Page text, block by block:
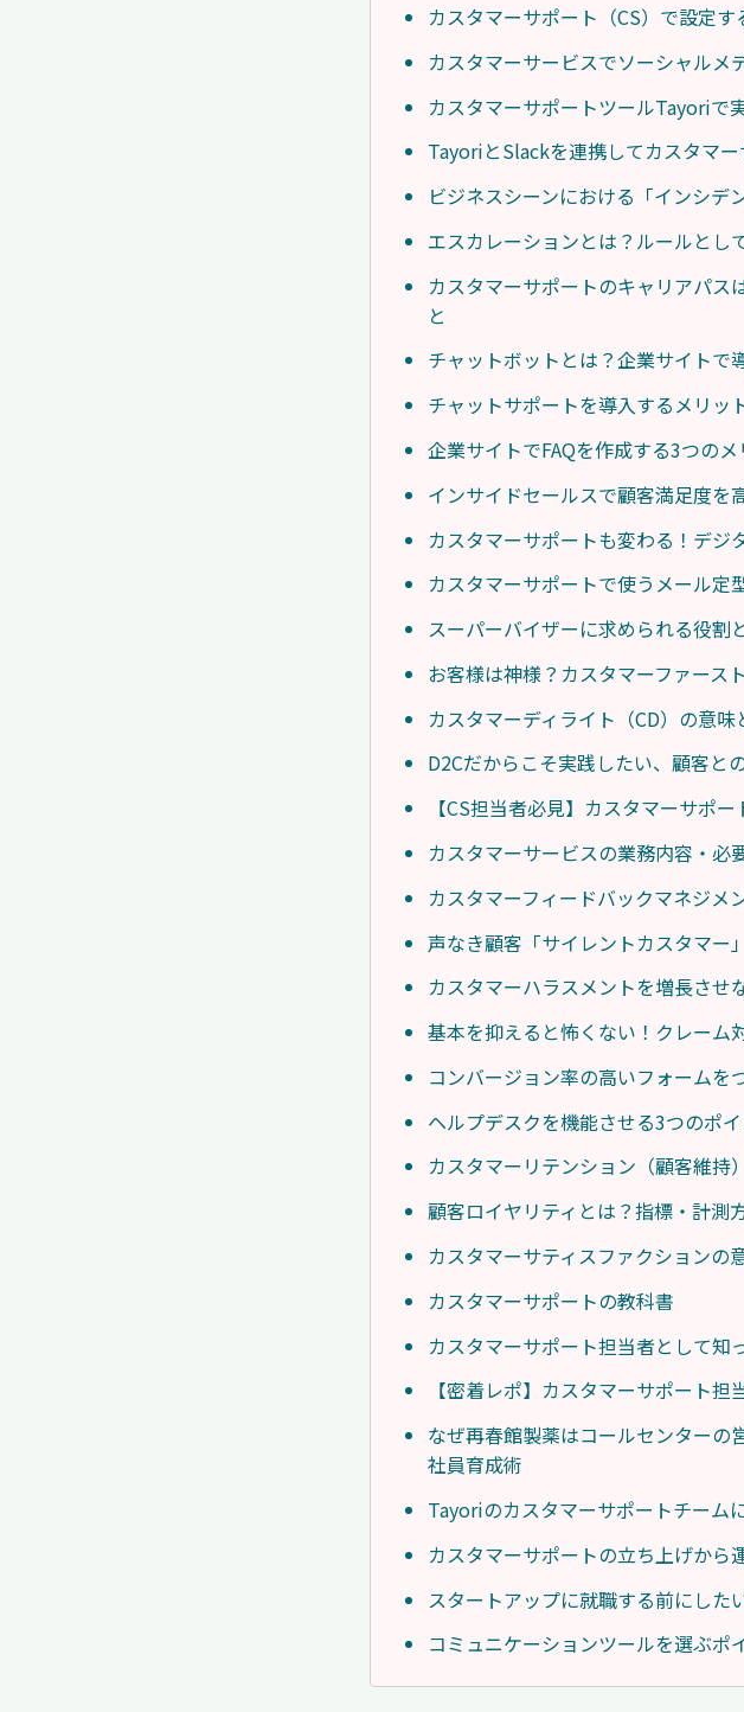
カスタマーサポート（CS）で設定す
カスタマーサービスでソーシャルメ
カスタマーサポートツールTayoriで
TayoriとSlackを連携してカスタマ
ビジネスシーンにおける「インシデ
エスカレーションとは？ルールとし
カスタマーサポートのキャリアパス
と
チャットボットとは？企業サイトで
チャットサポートを導入するメリッ
企業サイトでFAQを作成する3つの
インサイドセールスで顧客満足度を
カスタマーサポートも変わる！デジ
カスタマーサポートで使うメール定
スーパーバイザーに求められる役割
お客様は神様？カスタマーファース
カスタマーディライト（CD）の意
D2Cだからこそ実践したい、顧客と
【CS担当者必見】カスタマーサポ
カスタマーサービスの業務内容・必
カスタマーフィードバックマネジメ
声なき顧客「サイレントカスタマー
カスタマーハラスメントを増長させ
基本を抑えると怖くない！クレーム
コンバージョン率の高いフォームを
ヘルプデスクを機能させる3つのポ
カスタマーリテンション（顧客維
顧客ロイヤリティとは？指標・計測
カスタマーサティスファクションの
カスタマーサポートの教科書
カスタマーサポート担当者として知
【密着レポ】カスタマーサポート
なぜ再春館製薬はコールセンターの
社員育成術
Tayoriのカスタマーサポートチーム
カスタマーサポートの立ち上げか
スタートアップに就職する前にした
コミュニケーションツールを選ぶポ